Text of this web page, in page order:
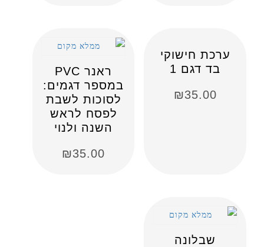
ערכת חישוקי
בד דגם 1
₪35.00
ראנר PVC
במספר דגמים:
לסוכות לשבת
לפסח לראש
השנה ולנוי
₪35.00
שבלונה